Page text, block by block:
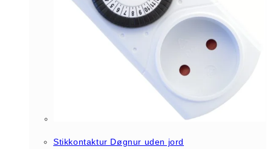
Stikkontaktur Døgnur uden jord